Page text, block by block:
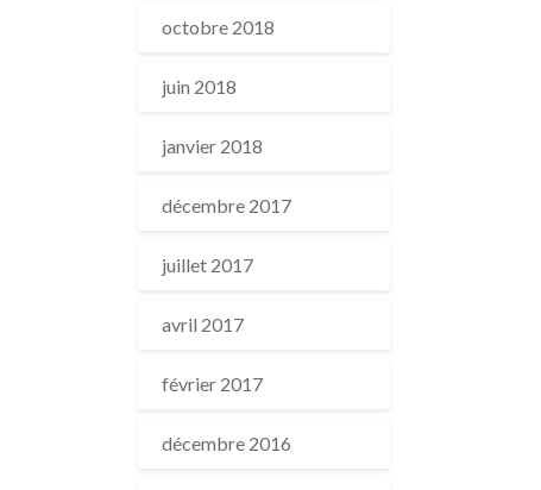
octobre 2018
juin 2018
janvier 2018
décembre 2017
juillet 2017
avril 2017
février 2017
décembre 2016